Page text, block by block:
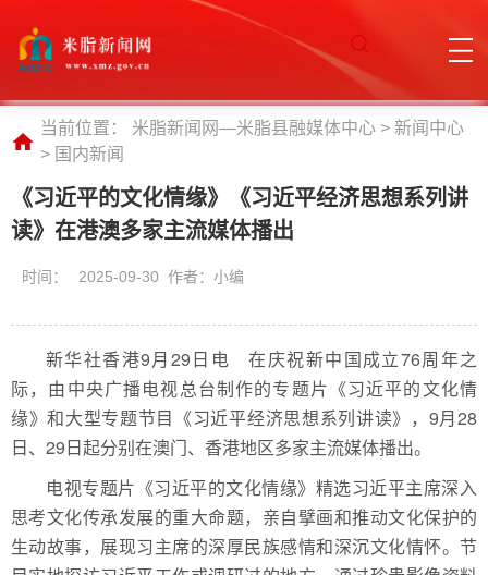
当前位置： 米脂新闻网—米脂县融媒体中心 > 新闻中心
> 国内新闻
《习近平的文化情缘》《习近平经济思想系列讲
读》在港澳多家主流媒体播出
时间： 2025-09-30 作者：小编
新华社香港9月29日电 在庆祝新中国成立76周年之
际，由中央广播电视总台制作的专题片《习近平的文化情
缘》和大型专题节目《习近平经济思想系列讲读》，9月28
日、29日起分别在澳门、香港地区多家主流媒体播出。
电视专题片《习近平的文化情缘》精选习近平主席深入
思考文化传承发展的重大命题，亲自擘画和推动文化保护的
生动故事，展现习主席的深厚民族感情和深沉文化情怀。节